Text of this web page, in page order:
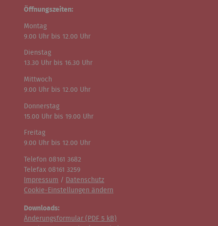
Öffnungszeiten:
Montag
9.00 Uhr bis 12.00 Uhr
Dienstag
13.30 Uhr bis 16.30 Uhr
Mittwoch
9.00 Uhr bis 12.00 Uhr
Donnerstag
15.00 Uhr bis 19.00 Uhr
Freitag
9.00 Uhr bis 12.00 Uhr
Telefon 08161 3682
Telefax 08161 3259
Impressum / Datenschutz
Cookie-Einstellungen ändern
Downloads:
Änderungsformular ( PDF 5 kB)